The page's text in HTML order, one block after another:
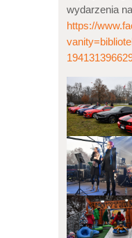
wydarzenia
https://